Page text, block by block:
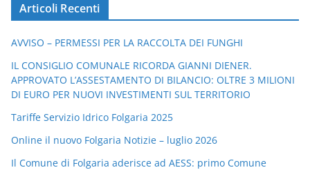
Articoli Recenti
AVVISO – PERMESSI PER LA RACCOLTA DEI FUNGHI
IL CONSIGLIO COMUNALE RICORDA GIANNI DIENER.
APPROVATO L’ASSESTAMENTO DI BILANCIO: OLTRE 3 MILIONI
DI EURO PER NUOVI INVESTIMENTI SUL TERRITORIO
Tariffe Servizio Idrico Folgaria 2025
Online il nuovo Folgaria Notizie – luglio 2026
Il Comune di Folgaria aderisce ad AESS: primo Comune